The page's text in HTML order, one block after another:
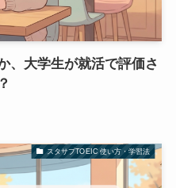
、大学生が就活で評価さ
スタサプTOEIC 使い方・学習法